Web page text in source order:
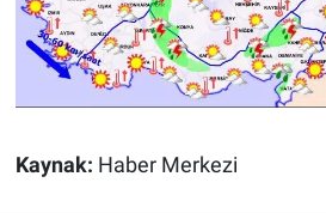
Kaynak: Haber Merkezi